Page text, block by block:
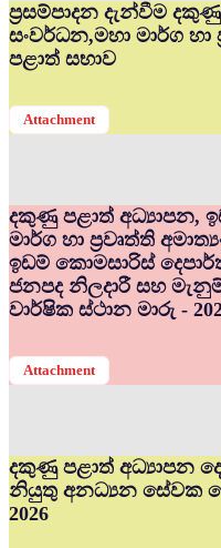
ප්‍රසම්පාදන දැන්වීම
සංවර්ධන,මහා මාර්ග හා
පළාත් සභාව
Attachment
දකුණු පළාත් අධ්‍යාපන,
මාර්ග හා ප්‍රවෘත්ති
ඉඩම් කොමසාරිස්
ජනපද නිලදාරී සහ
වාර්ෂික ස්ථාන මාරු -
Attachment
දකුණු පළාත් අධ්‍යාපන
නියුතු අනධ්‍යන සේවක
2026